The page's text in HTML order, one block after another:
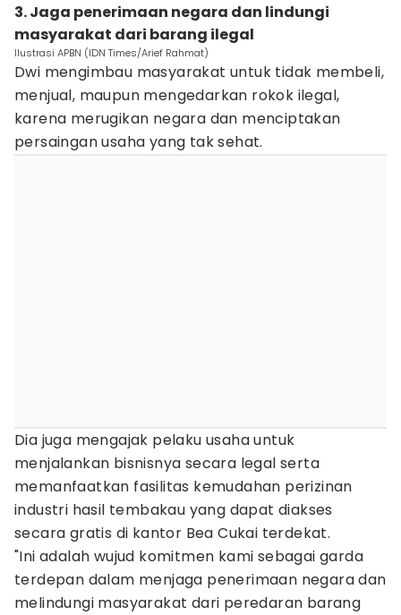
3. Jaga penerimaan negara dan lindungi
masyarakat dari barang ilegal
Ilustrasi APBN (IDN Times/Arief Rahmat)
Dwi mengimbau masyarakat untuk tidak membeli,
menjual, maupun mengedarkan rokok ilegal,
karena merugikan negara dan menciptakan
persaingan usaha yang tak sehat.
Dia juga mengajak pelaku usaha untuk
menjalankan bisnisnya secara legal serta
memanfaatkan fasilitas kemudahan perizinan
industri hasil tembakau yang dapat diakses
secara gratis di kantor Bea Cukai terdekat.
"Ini adalah wujud komitmen kami sebagai garda
terdepan dalam menjaga penerimaan negara dan
melindungi masyarakat dari peredaran barang